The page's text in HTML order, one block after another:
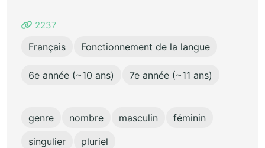
2237
Français Fonctionnement de la langue
6e année (~10 ans) 7e année (~11 ans)
genre nombre masculin
féminin
singulier
pluriel